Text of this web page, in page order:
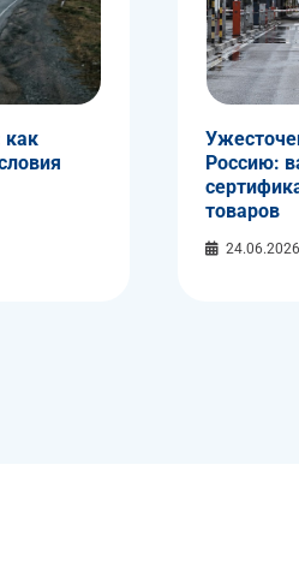
как
Россию:
товаров
24.06.2026